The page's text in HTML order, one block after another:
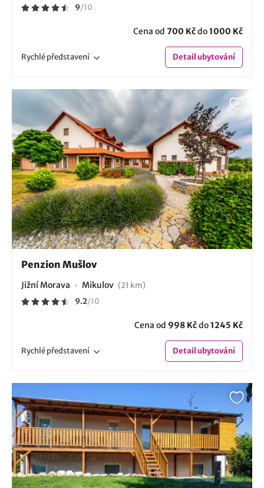
9/10
Cena od 700 Kčdo1000 Kč
Rychlépředstavení Detailubytování
Penzion Mušlov
Jižní Morava Mikulov (21 km)
9.2/10
Cena od 998 Kčdo1245 Kč
Rychlépředstavení Detailubytování